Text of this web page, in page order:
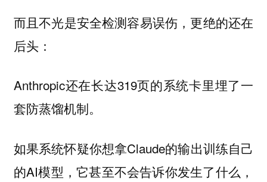
而且不光是安全检测容易误伤，更绝的还在
后头：
Anthropic还在长达319页的系统卡里埋了一
套防蒸馏机制。
如果系统怀疑你想拿Claude的输出训练自己
的AI模型，它甚至不会告诉你发生了什么，